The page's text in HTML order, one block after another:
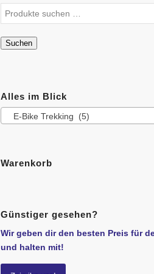
Suchen
Alles im Blick
E-Bike Trekking (5)
Warenkorb
Günstiger gesehen?
Wir geben dir den besten Preis für
und halten mit!